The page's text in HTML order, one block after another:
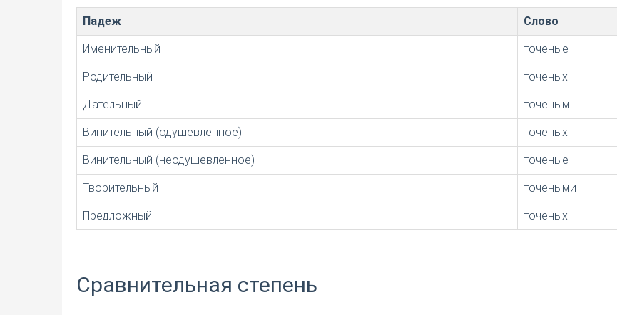
Падеж Слово
Именительный точёные
Родительный точёных
Дательный точёным
Винительный (одушевленное) точёных
Винительный (неодушевленное) точёные
Творительный точёными
Предложный точёных
Сравнительная степень